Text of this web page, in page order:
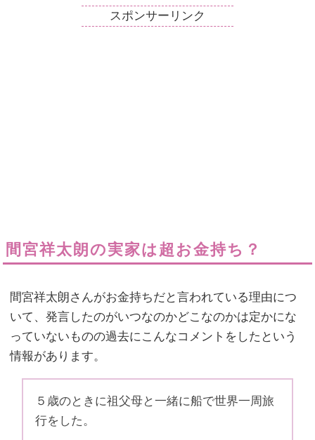
スポンサーリンク
間宮祥太朗の実家は超お金持ち？
間宮祥太朗さんがお金持ちだと言われている理由につ
いて、発言したのがいつなのかどこなのかは定かにな
っていないものの過去にこんなコメントをしたという
情報があります。
５歳のときに祖父母と一緒に船で世界一周旅
行をした。